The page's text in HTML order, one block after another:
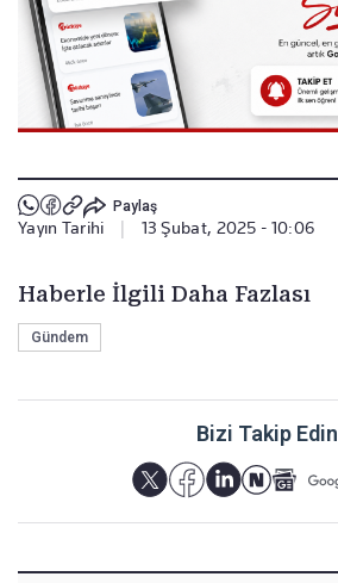
Paylaş
Yayın Tarihi 13 Şubat, 2025 - 10:06
Haberle İlgili Daha Fazlası
Gündem
Bizi Takip Edin